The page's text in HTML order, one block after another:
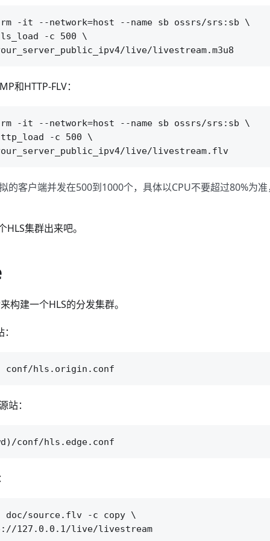
-it --network=host --name sb ossrs/srs:sb \
-c 500 \
和HTTP-FLV：
-it --network=host --name sb ossrs/srs:sb \
-c 500 \
的客户端并发在500到1000个，具体以CPU不要超过80%为
集群出来吧。
构建一个HLS的分发集群。
站：
source.flv -c copy \